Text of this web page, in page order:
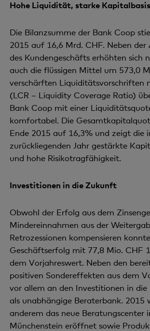
Hohe Liquidität, starke Kapitalbasis
Die Bilanzsumme der Bank Coop
2015 auf 16,6 Mrd. CHF. Neben der
des Kundengeschäfts erhöhten sich
auch die flüssigen Mittel um 573,0
verschärften Liquiditätsvorschriften
(LCR – Liquidity Coverage Ratio)
Bank Coop mit einer
komfortabel. Die
Ende 2015 auf 16,3% und zeigt die
zurückliegenden Jahr gestärkte
und hohe Risikotragfähigkeit.
Investitionen in die Zukunft
Obwohl der Erfolg aus dem
Mindereinnahmen aus der
Retrozessionen kompensieren
Geschäftserfolg mit 77,8 Mio. CHF
dem Vorjahreswert. Neben den
positiven Sondereffekten aus dem
vor allem an den Investitionen in die
als unabhängige Beraterbank. 2015
anderem das neue Beratungscenter
Münchenstein eröffnet sowie